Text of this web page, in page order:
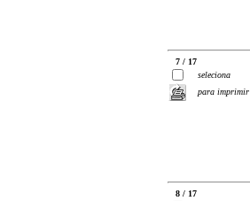
7 / 17
seleciona
para imprimir
8 / 17